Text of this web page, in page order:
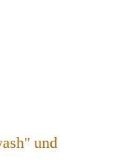
und